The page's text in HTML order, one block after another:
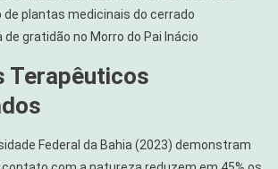
de plantas medicinais do cerrado
de gratidão no Morro do Pai Inácio
Terapêuticos
Federal da Bahia (2023) demonstram